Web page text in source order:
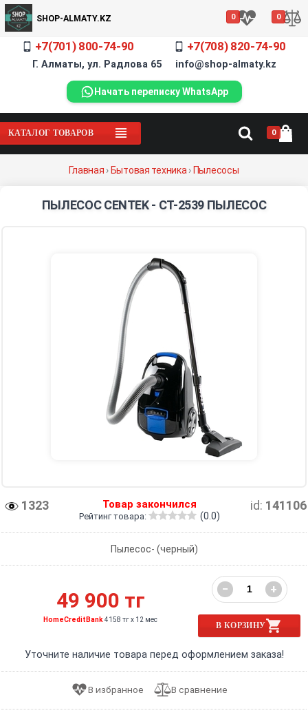
SHOP-ALMATY.KZ 0 0
+7(701) 800-74-90 +7(708) 820-74-90
Г. Алматы, ул. Радлова 65 info@shop-almaty.kz
Начать переписку WhatsApp
КАТАЛОГ ТОВАРОВ 0
Главная ›Бытовая техника ›Пылесосы
ПЫЛЕСОС CENTEK - CT-2539 ПЫЛЕСОС
1323 id: 141106
Товар закончился
Рейтинг товара: (0.0)
Пылесос- (черный)
49 900 тг
HomeCreditBank4158 тг x 12 мес
− +
В КОРЗИНУ
Уточните наличие товара перед оформлением заказа!